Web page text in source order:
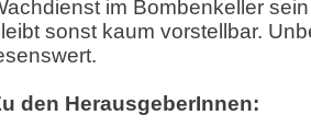
im Bombenkeller
sonst kaum vorstellbar.
den HerausgeberInnen: